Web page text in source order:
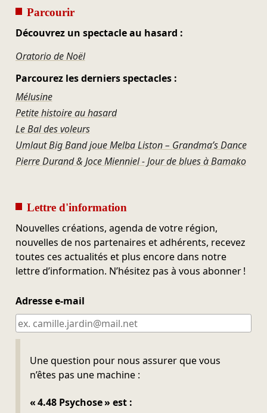
Parcourir
Découvrez un spectacle au hasard :
Oratorio de Noël
Parcourez les derniers spectacles :
Mélusine
Petite histoire au hasard
Le Bal des voleurs
Umlaut Big Band joue Melba Liston – Grandma’s Dance
Pierre Durand & Joce Mienniel - Jour de blues à Bamako
Lettre d'information
Nouvelles créations, agenda de votre région,
nouvelles de nos partenaires et adhérents, recevez
toutes ces actualités et plus encore dans notre
lettre d’information. N’hésitez pas à vous abonner !
Adresse e-mail
Une question pour nous assurer que vous
n’êtes pas une machine :
« 4.48 Psychose » est :
Ne pas remplir